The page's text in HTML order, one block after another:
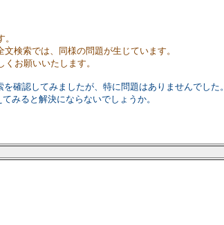
索では、同様の問題が生じています。
お願いいたします。
確認してみましたが、特に問題はありませんでした。
みると解決にならないでしょうか。